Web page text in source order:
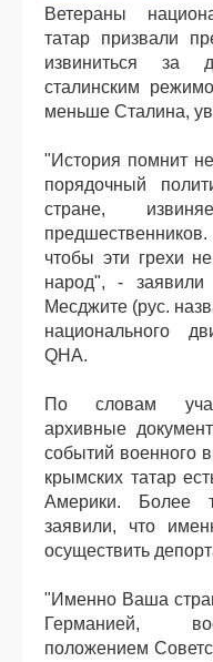
Ветераны
татар призвали
извиниться за
сталинским
меньше Сталина,
"История помнит
порядочный
стране,
чтобы эти грехи
народ", -
Месджите (рус.
национального
QHA.
По словам
архивные
событий военного
крымских татар
Америки. Более
заявили, что
осуществить
"Именно Ваша
Германией,
положением